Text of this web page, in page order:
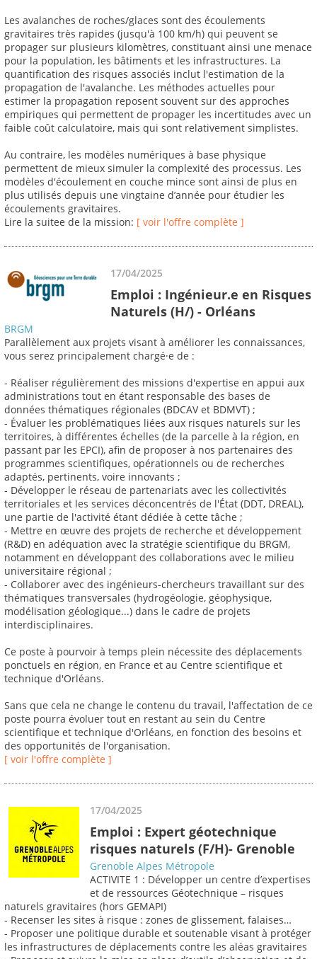
Les avalanches de roches/glaces sont des écoulements
gravitaires très rapides (jusqu'à 100 km/h) qui peuvent se
propager sur plusieurs kilomètres, constituant ainsi une menace
pour la population, les bâtiments et les infrastructures. La
quantification des risques associés inclut l'estimation de la
propagation de l'avalanche. Les méthodes actuelles pour
estimer la propagation reposent souvent sur des approches
empiriques qui permettent de propager les incertitudes avec un
faible coût calculatoire, mais qui sont relativement simplistes.
Au contraire, les modèles numériques à base physique
permettent de mieux simuler la complexité des processus. Les
modèles d'écoulement en couche mince sont ainsi de plus en
plus utilisés depuis une vingtaine d’année pour étudier les
écoulements gravitaires.
Lire la suitee de la mission: [ voir l'offre complète ]
17/04/2025
Emploi : Ingénieur.e en Risques
Naturels (H/) - Orléans
BRGM
Parallèlement aux projets visant à améliorer les connaissances,
vous serez principalement chargé·e de :
- Réaliser régulièrement des missions d'expertise en appui aux
administrations tout en étant responsable des bases de
données thématiques régionales (BDCAV et BDMVT) ;
- Évaluer les problématiques liées aux risques naturels sur les
territoires, à différentes échelles (de la parcelle à la région, en
passant par les EPCI), afin de proposer à nos partenaires des
programmes scientifiques, opérationnels ou de recherches
adaptés, pertinents, voire innovants ;
- Développer le réseau de partenariats avec les collectivités
territoriales et les services déconcentrés de l'État (DDT, DREAL),
une partie de l'activité étant dédiée à cette tâche ;
- Mettre en œuvre des projets de recherche et développement
(R&D) en adéquation avec la stratégie scientifique du BRGM,
notamment en développant des collaborations avec le milieu
universitaire régional ;
- Collaborer avec des ingénieurs-chercheurs travaillant sur des
thématiques transversales (hydrogéologie, géophysique,
modélisation géologique...) dans le cadre de projets
interdisciplinaires.
Ce poste à pourvoir à temps plein nécessite des déplacements
ponctuels en région, en France et au Centre scientifique et
technique d'Orléans.
Sans que cela ne change le contenu du travail, l'affectation de ce
poste pourra évoluer tout en restant au sein du Centre
scientifique et technique d'Orléans, en fonction des besoins et
des opportunités de l'organisation.
[ voir l'offre complète ]
17/04/2025
Emploi : Expert géotechnique
risques naturels (F/H)- Grenoble
Grenoble Alpes Métropole
ACTIVITE 1 : Développer un centre d’expertises
et de ressources Géotechnique – risques
naturels gravitaires (hors GEMAPI)
- Recenser les sites à risque : zones de glissement, falaises…
- Proposer une politique durable et soutenable visant à protéger
les infrastructures de déplacements contre les aléas gravitaires